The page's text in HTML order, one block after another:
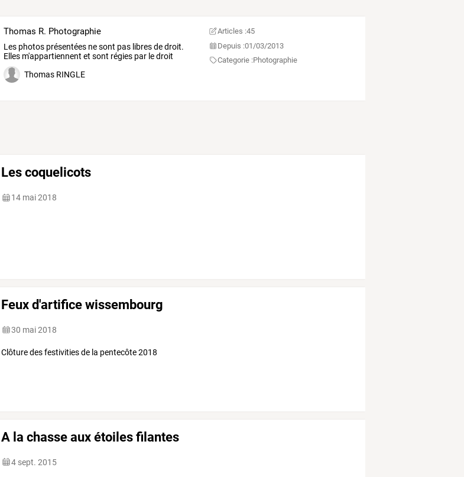
Thomas R. Photographie
Lesphotosprésentéesnesont paslibresdedroit.
Ellesm'appartiennent et sont régiesparledroit
français
Thomas RINGLE
Articles :45
Depuis :01/03/2013
Categorie :Photographie
Les coquelicots
14 mai 2018
Feux d'artifice wissembourg
30 mai 2018
Clôture des festivities de la pentecôte 2018
A la chasse aux étoiles filantes
4 sept. 2015